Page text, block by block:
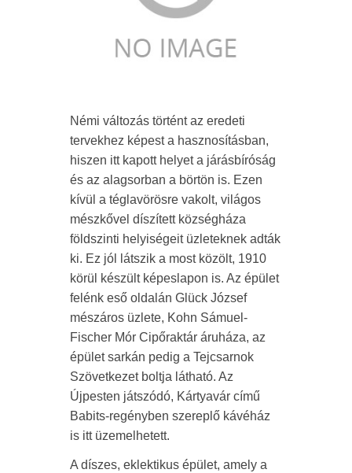
Némi változás történt az eredeti
tervekhez képest a hasznosításban,
hiszen itt kapott helyet a járásbíróság
és az alagsorban a börtön is. Ezen
kívül a téglavörösre vakolt, világos
mészkővel díszített községháza
földszinti helyiségeit üzleteknek adták
ki. Ez jól látszik a most közölt, 1910
körül készült képeslapon is. Az épület
felénk eső oldalán Glück József
mészáros üzlete, Kohn Sámuel-
Fischer Mór Cipőraktár áruháza, az
épület sarkán pedig a Tejcsarnok
Szövetkezet boltja látható. Az
Újpesten játszódó, Kártyavár című
Babits-regényben szereplő kávéház
is itt üzemelhetett.
A díszes, eklektikus épület, amely a